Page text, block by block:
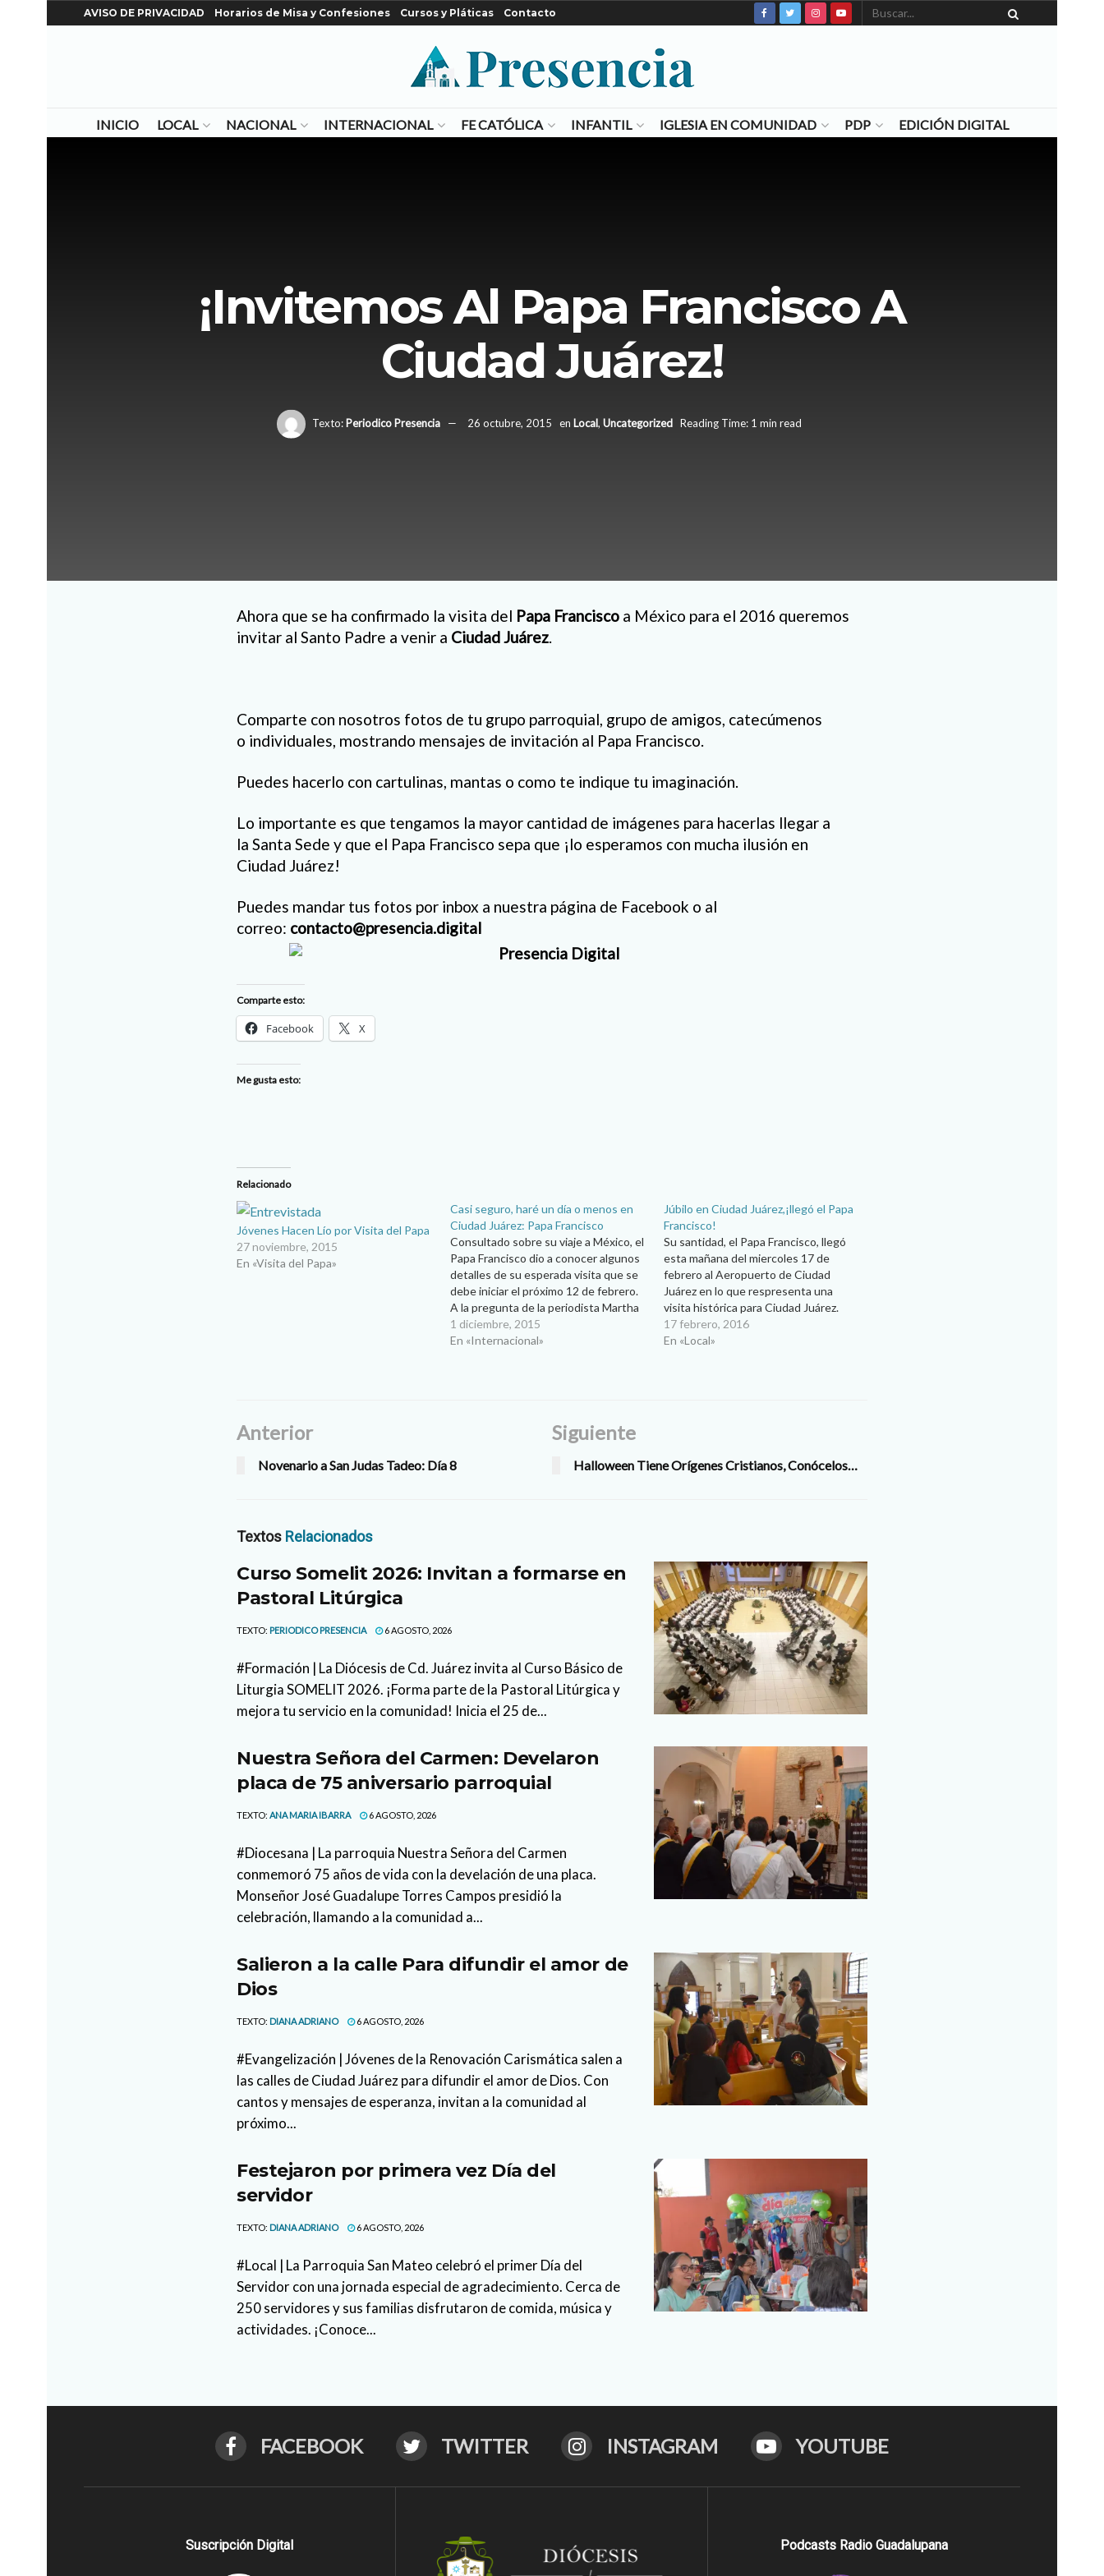
AVISO DE PRIVACIDAD Horarios de Misa y Confesiones Cursos y Pláticas Contacto
INICIO LOCAL NACIONAL INTERNACIONAL FE CATÓLICA INFANTIL IGLESIA EN COMUNIDAD PDP EDICIÓN DIGITAL
¡Invitemos Al Papa Francisco A
Ciudad Juárez!
Texto:Periodico Presencia 26 octubre, 2015 en Local, Uncategorized Reading Time: 1 min read
Ahora que se ha confirmado la visita del Papa Francisco a México para el 2016 queremos
invitar al Santo Padre a venir a Ciudad Juárez.
Comparte con nosotros fotos de tu grupo parroquial, grupo de amigos, catecúmenos
o individuales, mostrando mensajes de invitación al Papa Francisco.
Puedes hacerlo con cartulinas, mantas o como te indique tu imaginación.
Lo importante es que tengamos la mayor cantidad de imágenes para hacerlas llegar a
la Santa Sede y que el Papa Francisco sepa que ¡lo esperamos con mucha ilusión en
Ciudad Juárez!
Puedes mandar tus fotos por inbox a nuestra página de Facebook o al
correo: contacto@presencia.digital
Comparte esto:
Facebook X
Me gusta esto:
Relacionado
Jóvenes Hacen Lío por Visita del Papa
27 noviembre, 2015
En «Visita del Papa»
Casi seguro, haré un día o menos en
Ciudad Juárez: Papa Francisco
Consultado sobre su viaje a México, el
Papa Francisco dio a conocer algunos
detalles de su esperada visita que se
debe iniciar el próximo 12 de febrero.
A la pregunta de la periodista Martha
Calderón del Grupo ACI, sobre su
viaje a México y su posible visita a
1 diciembre, 2015
En «Internacional»
Júbilo en Ciudad Juárez,¡llegó el Papa
Francisco!
Su santidad, el Papa Francisco, llegó
esta mañana del miercoles 17 de
febrero al Aeropuerto de Ciudad
Juárez en lo que respresenta una
visita histórica para Ciudad Juárez.
Pisó tierra a las 10 de la mañana con
10 minutos y fue recibido por el obispo
17 febrero, 2016
En «Local»
Anterior
Novenario a San Judas Tadeo: Día 8
Siguiente
Halloween Tiene Orígenes Cristianos, Conócelos…
Textos Relacionados
Curso Somelit 2026: Invitan a formarse en
Pastoral Litúrgica
TEXTO: PERIODICO PRESENCIA 6 AGOSTO, 2026
#Formación | La Diócesis de Cd. Juárez invita al Curso Básico de
Liturgia SOMELIT 2026. ¡Forma parte de la Pastoral Litúrgica y
mejora tu servicio en la comunidad! Inicia el 25 de...
Nuestra Señora del Carmen: Develaron
placa de 75 aniversario parroquial
TEXTO: ANA MARIA IBARRA 6 AGOSTO, 2026
#Diocesana | La parroquia Nuestra Señora del Carmen
conmemoró 75 años de vida con la develación de una placa.
Monseñor José Guadalupe Torres Campos presidió la
celebración, llamando a la comunidad a...
Salieron a la calle Para difundir el amor de
Dios
TEXTO: DIANA ADRIANO 6 AGOSTO, 2026
#Evangelización | Jóvenes de la Renovación Carismática salen a
las calles de Ciudad Juárez para difundir el amor de Dios. Con
cantos y mensajes de esperanza, invitan a la comunidad al
próximo...
Festejaron por primera vez Día del
servidor
TEXTO: DIANA ADRIANO 6 AGOSTO, 2026
#Local | La Parroquia San Mateo celebró el primer Día del
Servidor con una jornada especial de agradecimiento. Cerca de
250 servidores y sus familias disfrutaron de comida, música y
actividades. ¡Conoce...
FACEBOOK TWITTER INSTAGRAM YOUTUBE
Suscripción Digital Podcasts Radio Guadalupana